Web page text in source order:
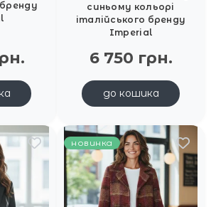
синьому кольорі
італійського бренду
Imperial
6 750 грн.
до кошика
новинка